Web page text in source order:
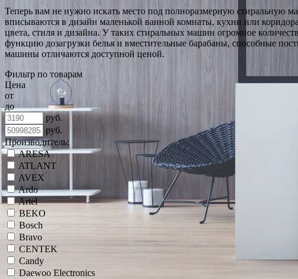
Теперь вам не нужно искать место под полноразмерную
вписываются в дизайн маленькой ванной комнаты, кухни или
цвета, стиля и дизайна. У таких стиральных машин огромное
функцию дозагрузки белья и вместительные барабаны, способные
машины отличаются доступной ценой.
Фильтр по товарам
Цена
от
до
руб.
руб.
Производитель:
ARESA
ATLANT
AVEX
Ardo
Artel
BEKO
Bosch
Bravo
CENTEK
Candy
Daewoo Electronics